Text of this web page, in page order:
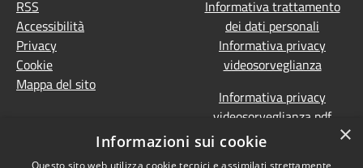
RSS
Accessibilità
Privacy
Cookie
Mappa del sito
Informativa trattamento
dei dati personali
Informativa privacy
videosorveglianza
Informativa privacy
videosorveglianza pdf
Dichiarazione di
×
Informazioni sui cookie
Questo sito web utilizza cookie tecnici e assimilati strettamente